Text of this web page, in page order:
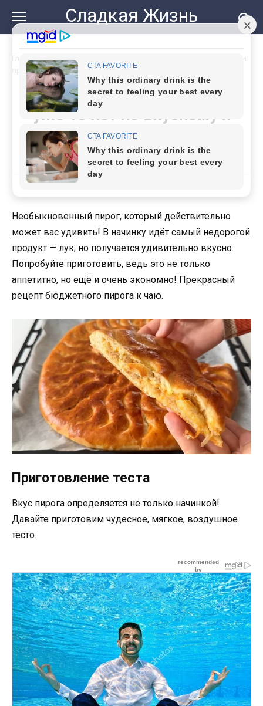
контенту
Сладкая Жизнь
простому рецепту
Лук вкуснее мяса! Готовлю
уже 15 лет по вкусному и
простому рецепту
Необыкновенный пирог, который действительно
может вас удивить! В начинку идёт самый недорогой
продукт — лук, но получается удивительно вкусно.
Попробуйте приготовить, ведь это не только
аппетитно, но ещё и очень экономно! Прекрасный
рецепт бюджетного пирога к чаю.
Приготовление теста
Вкус пирога определяется не только начинкой!
Давайте приготовим чудесное, мягкое, воздушное
тесто.